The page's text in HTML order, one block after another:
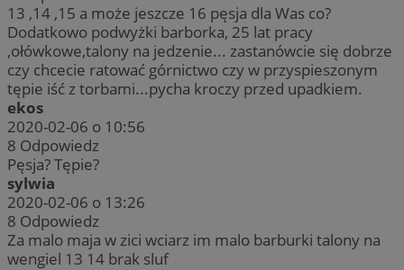
13 ,14 ,15 a może jeszcze 16 pęsja dla Was co?
Dodatkowo podwyżki barborka, 25 lat pracy
,ołówkowe,talony na jedzenie... zastanówcie się dobrze
czy chcecie ratować górnictwo czy w przyspieszonym
tępie iść z torbami...pycha kroczy przed upadkiem.
ekos
2020-02-06 o 10:56
8 Odpowiedz
Pęsja? Tępie?
sylwia
2020-02-06 o 13:26
8 Odpowiedz
Za malo maja w zici wciarz im malo barburki talony na
wengiel 13 14 brak sluf